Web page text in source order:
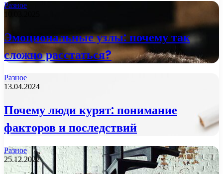
Разное
10.03.2025
Эмоциональные узлы: почему так
сложно расстаться?
Разное
13.04.2024
Почему люди курят: понимание
факторов и последствий
Разное
25.12.2022